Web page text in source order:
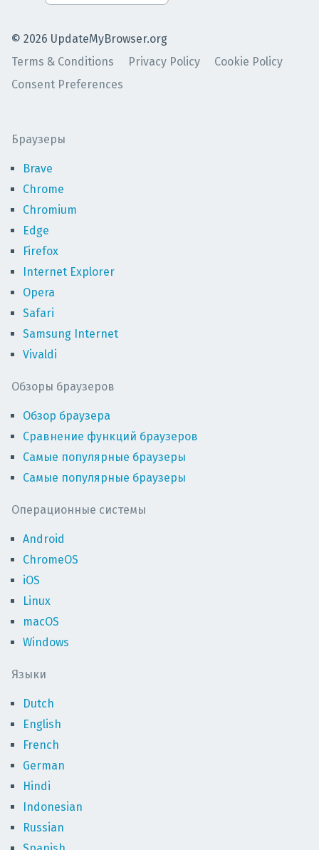
© 2026 UpdateMyBrowser.org
Terms & Conditions
Privacy Policy
Cookie Policy
Consent Preferences
Браузеры
Brave
Chrome
Chromium
Edge
Firefox
Internet Explorer
Opera
Safari
Samsung Internet
Vivaldi
Обзоры браузеров
Обзор браузера
Сравнение функций браузеров
Самые популярные браузеры
Самые популярные браузеры
Операционные системы
Android
ChromeOS
iOS
Linux
macOS
Windows
Языки
Dutch
English
French
German
Hindi
Indonesian
Russian